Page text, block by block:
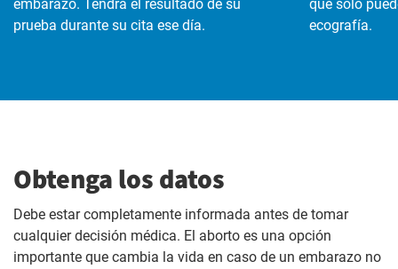
embarazo. Tendrá el resultado de su
prueba durante su cita ese día.
que solo
ecografía.
Obtenga los datos
Debe estar completamente informada antes de tomar
cualquier decisión médica. El aborto es una opción
importante que cambia la vida en caso de un embarazo no